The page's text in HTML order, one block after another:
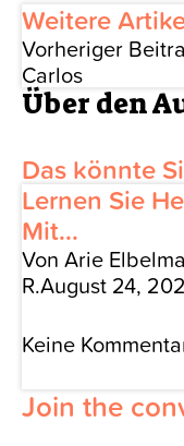
Weitere
Vorheriger
Carlos
Über den
Das könnte
Lernen Sie
Mit...
Von Arie
R.August 24,
Keine
Join the